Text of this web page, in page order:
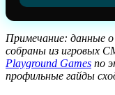
Примечание: данные
собраны из игровых
Playground Games по
профильные гайды